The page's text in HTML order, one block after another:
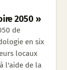
2050 »
de
en six
locaux
l'aide de la